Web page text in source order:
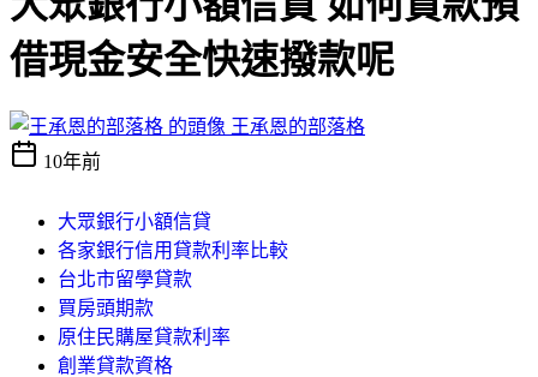
借現金安全快速撥款呢
王承恩的部落格
10年前
大眾銀行小額信貸
各家銀行信用貸款利率比較
台北市留學貸款
買房頭期款
原住民購屋貸款利率
創業貸款資格